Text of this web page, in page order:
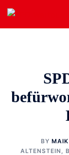
Zum
Inhalt
springen
BY
ALTENSTEIN